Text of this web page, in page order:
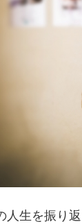
人生を振り